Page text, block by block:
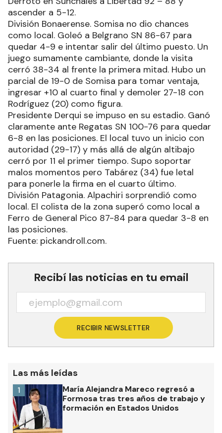
ascender a 5-12.
División Bonaerense. Somisa no dio chances
como local. Goleó a Belgrano SN 86-67 para
quedar 4-9 e intentar salir del último puesto. Un
juego sumamente cambiante, donde la visita
cerró 38-34 al frente la primera mitad. Hubo un
parcial de 19-0 de Somisa para tomar ventaja,
ingresar +10 al cuarto final y demoler 27-18 con
Rodríguez (20) como figura.
Presidente Derqui se impuso en su estadio. Ganó
claramente ante Regatas SN 100-76 para quedar
6-8 en las posiciones. El local tuvo un inicio con
autoridad (29-17) y más allá de algún altibajo
cerró por 11 el primer tiempo. Supo soportar
malos momentos pero Tabárez (34) fue letal
para ponerle la firma en el cuarto último.
División Patagonia. Alpachiri sorprendió como
local. El colista de la zona superó como local a
Ferro de General Pico 87-84 para quedar 3-8 en
las posiciones.
Fuente: pickandroll.com.
Recibí las noticias en tu email
RECIBIR NEWSLETTER
Las más leídas
María Alejandra Mareco regresó a
Formosa tras tres años de trabajo y
formación en Estados Unidos
1